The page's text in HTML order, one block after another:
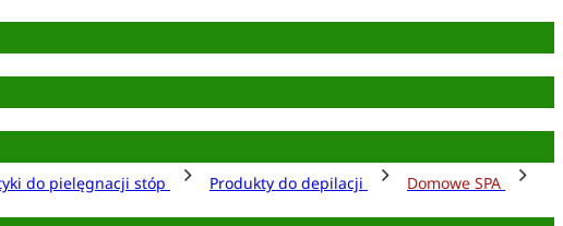
do pielęgnacji stóp Produkty do depilacji
Domowe SPA